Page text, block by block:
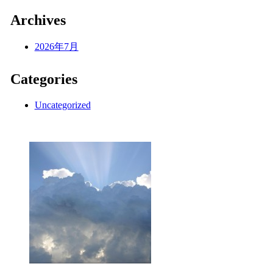
Archives
2026年7月
Categories
Uncategorized